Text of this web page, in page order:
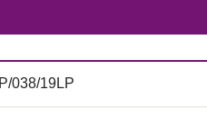
038/19LP